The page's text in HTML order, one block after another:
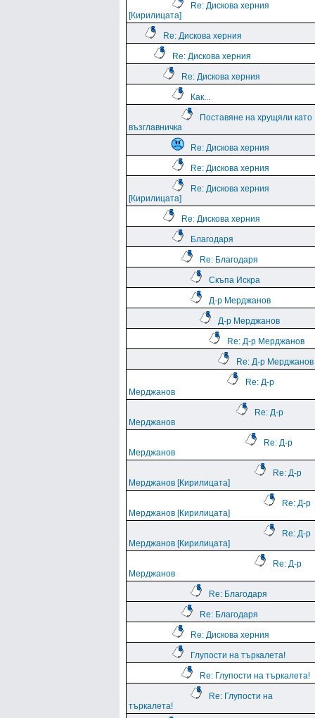
Re: Дискова херния
[Кирилицата]
Re: Дискова херния
Re: Дискова херния
Re: Дискова херния
Как...
Поставяне на хрущяли като
възглавничка
Re: Дискова херния
Re: Дискова херния
Re: Дискова херния
[Кирилицата]
Re: Дискова херния
Благодаря
Re: Благодаря
Скъпа Искра
Д-р Мерджанов
Д-р Мерджанов
Re: Д-р Мерджанов
Re: Д-р Мерджанов
Re: Д-р
Мерджанов
Re: Д-р
Мерджанов
Re: Д-р
Мерджанов
Re: Д-р
Мерджанов [Кирилицата]
Re: Д-р
Мерджанов [Кирилицата]
Re: Д-р
Мерджанов [Кирилицата]
Re: Д-р
Мерджанов
Re: Благодаря
Re: Благодаря
Re: Дискова херния
Глупости на търкалета!
Re: Глупости на търкалета!
Re: Глупости на
търкалета!